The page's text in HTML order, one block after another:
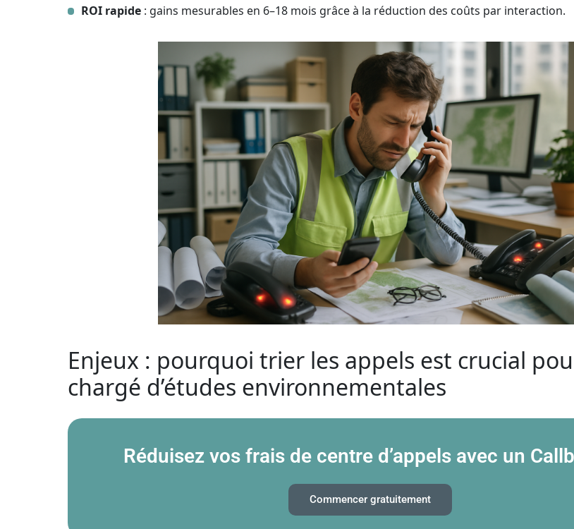
ROI rapide: gains mesurables en 6–18 mois grâce à la réduction des coûts par interaction.
Enjeux : pourquoi trier les appels est crucial
chargé d’études environnementales
Réduisez vos frais de centre d’appels avec un
Commencer gratuitement